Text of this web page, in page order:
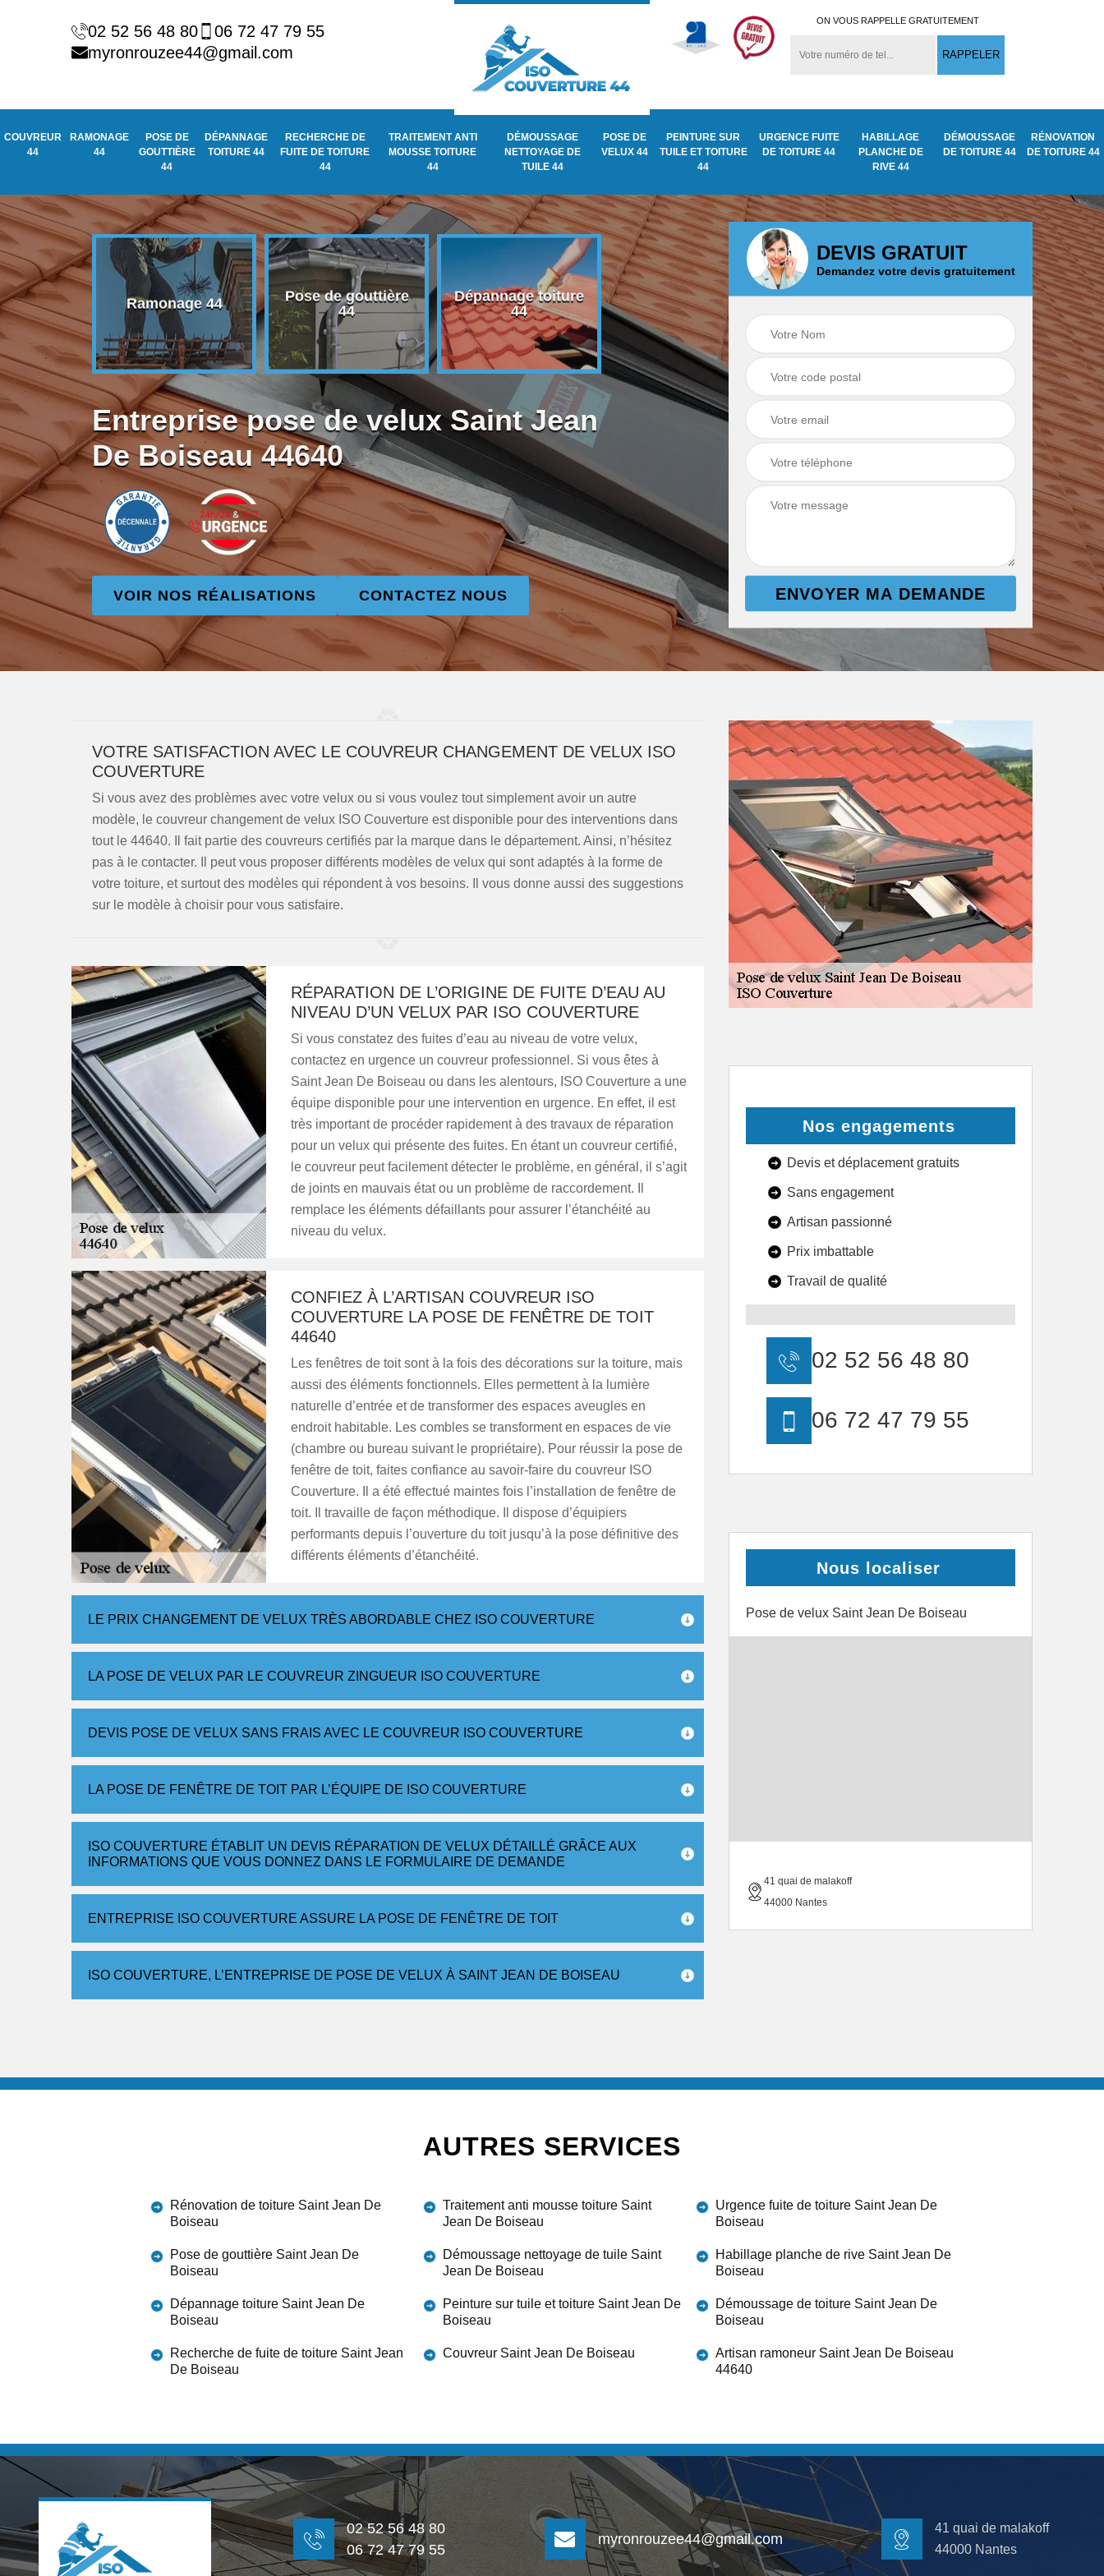
02 52 56 48 80
06 72 47 79 55
myronrouzee44@gmail.com
ON VOUS RAPPELLE GRATUITEMENT
COUVREUR
44
RAMONAGE
44
POSE DE
GOUTTIÈRE
44
DÉPANNAGE
TOITURE 44
RECHERCHE DE
FUITE DE TOITURE
44
TRAITEMENT ANTI
MOUSSE TOITURE
44
DÉMOUSSAGE
NETTOYAGE DE
TUILE 44
POSE DE
VELUX 44
PEINTURE SUR
TUILE ET TOITURE
44
URGENCE FUITE
DE TOITURE 44
HABILLAGE
PLANCHE DE
RIVE 44
DÉMOUSSAGE
DE TOITURE 44
RÉNOVATION
DE TOITURE 44
44 Ramonage 44
Pose de gouttière
44
Dépannage toiture
44
Recherche de fuite
de toiture 44
Traitement anti
Démoussage
nettoyage de tuile
44
Entreprise pose de velux Saint Jean
De Boiseau 44640
VOIR NOS RÉALISATIONS CONTACTEZ NOUS
DEVIS GRATUIT
Demandez votre devis gratuitement
VOTRE SATISFACTION AVEC LE COUVREUR CHANGEMENT DE VELUX ISO
COUVERTURE
Si vous avez des problèmes avec votre velux ou si vous voulez tout simplement avoir un autre
modèle, le couvreur changement de velux ISO Couverture est disponible pour des interventions dans
tout le 44640. Il fait partie des couvreurs certifiés par la marque dans le département. Ainsi, n’hésitez
pas à le contacter. Il peut vous proposer différents modèles de velux qui sont adaptés à la forme de
votre toiture, et surtout des modèles qui répondent à vos besoins. Il vous donne aussi des suggestions
sur le modèle à choisir pour vous satisfaire.
RÉPARATION DE L’ORIGINE DE FUITE D’EAU AU
NIVEAU D’UN VELUX PAR ISO COUVERTURE
Si vous constatez des fuites d’eau au niveau de votre velux,
contactez en urgence un couvreur professionnel. Si vous êtes à
Saint Jean De Boiseau ou dans les alentours, ISO Couverture a une
équipe disponible pour une intervention en urgence. En effet, il est
très important de procéder rapidement à des travaux de réparation
pour un velux qui présente des fuites. En étant un couvreur certifié,
le couvreur peut facilement détecter le problème, en général, il s’agit
de joints en mauvais état ou un problème de raccordement. Il
remplace les éléments défaillants pour assurer l’étanchéité au
niveau du velux.
CONFIEZ À L’ARTISAN COUVREUR ISO
COUVERTURE LA POSE DE FENÊTRE DE TOIT
44640
Les fenêtres de toit sont à la fois des décorations sur la toiture, mais
aussi des éléments fonctionnels. Elles permettent à la lumière
naturelle d’entrée et de transformer des espaces aveugles en
endroit habitable. Les combles se transforment en espaces de vie
(chambre ou bureau suivant le propriétaire). Pour réussir la pose de
fenêtre de toit, faites confiance au savoir-faire du couvreur ISO
Couverture. Il a été effectué maintes fois l’installation de fenêtre de
toit. Il travaille de façon méthodique. Il dispose d’équipiers
performants depuis l’ouverture du toit jusqu’à la pose définitive des
différents éléments d’étanchéité.
LE PRIX CHANGEMENT DE VELUX TRÈS ABORDABLE CHEZ ISO COUVERTURE
LA POSE DE VELUX PAR LE COUVREUR ZINGUEUR ISO COUVERTURE
DEVIS POSE DE VELUX SANS FRAIS AVEC LE COUVREUR ISO COUVERTURE
LA POSE DE FENÊTRE DE TOIT PAR L’ÉQUIPE DE ISO COUVERTURE
ISO COUVERTURE ÉTABLIT UN DEVIS RÉPARATION DE VELUX DÉTAILLÉ GRÂCE AUX
INFORMATIONS QUE VOUS DONNEZ DANS LE FORMULAIRE DE DEMANDE
ENTREPRISE ISO COUVERTURE ASSURE LA POSE DE FENÊTRE DE TOIT
ISO COUVERTURE, L’ENTREPRISE DE POSE DE VELUX À SAINT JEAN DE BOISEAU
Nos engagements
Devis et déplacement gratuits
Sans engagement
Artisan passionné
Prix imbattable
Travail de qualité
02 52 56 48 80
06 72 47 79 55
Nous localiser
Pose de velux Saint Jean De Boiseau
41 quai de malakoff
44000 Nantes
AUTRES SERVICES
Rénovation de toiture Saint Jean De
Boiseau
Pose de gouttière Saint Jean De
Boiseau
Dépannage toiture Saint Jean De
Boiseau
Recherche de fuite de toiture Saint Jean
De Boiseau
Traitement anti mousse toiture Saint
Jean De Boiseau
Démoussage nettoyage de tuile Saint
Jean De Boiseau
Peinture sur tuile et toiture Saint Jean De
Boiseau
Couvreur Saint Jean De Boiseau
Urgence fuite de toiture Saint Jean De
Boiseau
Habillage planche de rive Saint Jean De
Boiseau
Démoussage de toiture Saint Jean De
Boiseau
Artisan ramoneur Saint Jean De Boiseau
44640
02 52 56 48 80
06 72 47 79 55
myronrouzee44@gmail.com
41 quai de malakoff
44000 Nantes